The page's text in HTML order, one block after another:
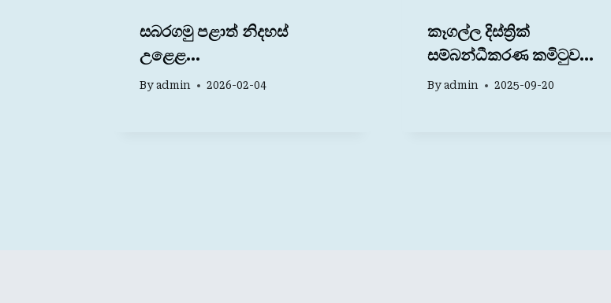
සබරගමු පළාත් නිදහස්
උළෙළ…
Byadmin 2026-02-04
කෑගල්ල දිස්ත්‍රික්
සම්බන්ධීකරණ කමිටුව…
By admin 2025-09-20